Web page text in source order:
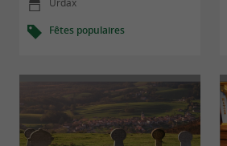
Fêtes populaires